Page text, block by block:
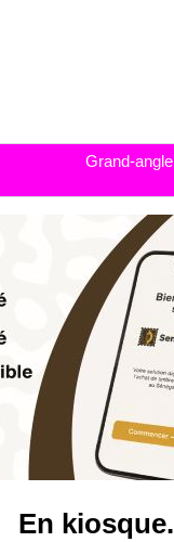
Grand-angle
En kiosque.